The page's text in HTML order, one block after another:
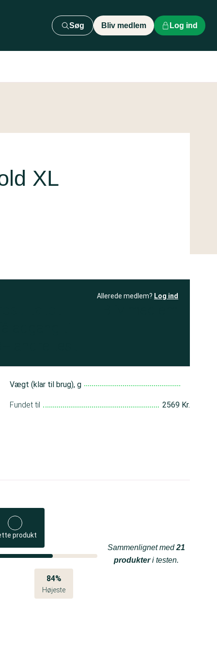
Søg Bliv medlem Log ind
XL
Allerede medlem? Log ind
Vægt (klar til brug), g
Fundet til 2569 Kr.
produkt
84%
Højeste
Sammenlignet med21
produkteri testen.